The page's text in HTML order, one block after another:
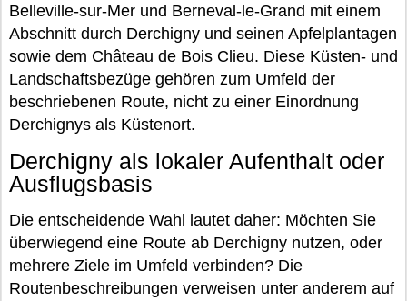
Belleville-sur-Mer und Berneval-le-Grand mit einem
Abschnitt durch Derchigny und seinen Apfelplantagen
sowie dem Château de Bois Clieu. Diese Küsten- und
Landschaftsbezüge gehören zum Umfeld der
beschriebenen Route, nicht zu einer Einordnung
Derchignys als Küstenort.
Derchigny als lokaler Aufenthalt oder
Ausflugsbasis
Die entscheidende Wahl lautet daher: Möchten Sie
überwiegend eine Route ab Derchigny nutzen, oder
mehrere Ziele im Umfeld verbinden? Die
Routenbeschreibungen verweisen unter anderem auf